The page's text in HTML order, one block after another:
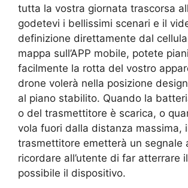
tutta la vostra giornata trascorsa
godetevi i bellissimi scenari e il
definizione direttamente dal
mappa sull’APP mobile, potete
facilmente la rotta del vostro
drone volerà nella posizione
al piano stabilito. Quando la
o del trasmettitore è scarica, o
vola fuori dalla distanza massima,
trasmettitore emetterà un segnale
ricordare all’utente di far atterrare
possibile il dispositivo.